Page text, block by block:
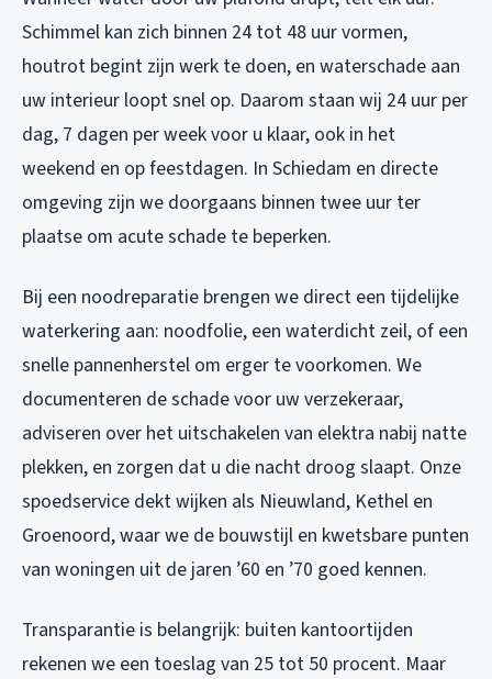
Schimmel kan zich binnen 24 tot 48 uur vormen,
houtrot begint zijn werk te doen, en waterschade aan
uw interieur loopt snel op. Daarom staan wij 24 uur per
dag, 7 dagen per week voor u klaar, ook in het
weekend en op feestdagen. In Schiedam en directe
omgeving zijn we doorgaans binnen twee uur ter
plaatse om acute schade te beperken.
Bij een noodreparatie brengen we direct een tijdelijke
waterkering aan: noodfolie, een waterdicht zeil, of een
snelle pannenherstel om erger te voorkomen. We
documenteren de schade voor uw verzekeraar,
adviseren over het uitschakelen van elektra nabij natte
plekken, en zorgen dat u die nacht droog slaapt. Onze
spoedservice dekt wijken als Nieuwland, Kethel en
Groenoord, waar we de bouwstijl en kwetsbare punten
van woningen uit de jaren ’60 en ’70 goed kennen.
Transparantie is belangrijk: buiten kantoortijden
rekenen we een toeslag van 25 tot 50 procent. Maar